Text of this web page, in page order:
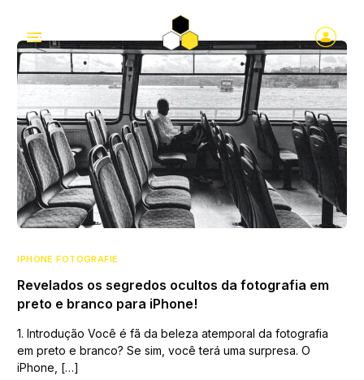
IPHONE FOTOGRAFIE
Revelados os segredos ocultos da fotografia em
preto e branco para iPhone!
1. Introdução Você é fã da beleza atemporal da fotografia
em preto e branco? Se sim, você terá uma surpresa. O
iPhone, […]